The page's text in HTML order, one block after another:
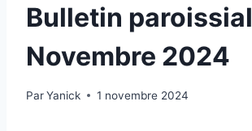
Bulletin paroissial
Novembre 2024
ParYanick 1 novembre 2024